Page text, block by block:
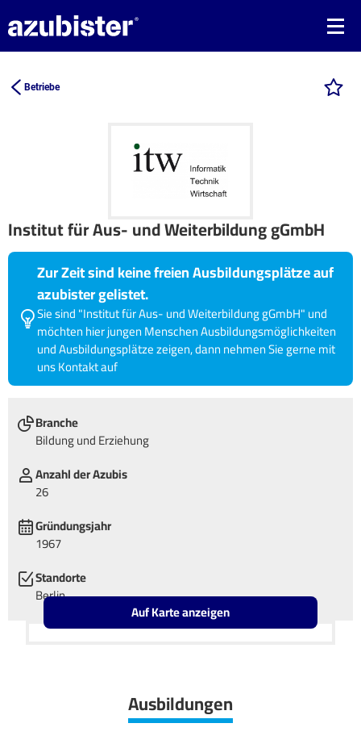
Betriebe
Institut für Aus- und Weiterbildung gGmbH
Zur Zeit sind keine freien Ausbildungsplätze auf
azubister gelistet.
Sie sind "Institut für Aus- und Weiterbildung gGmbH" und
möchten hier jungen Menschen Ausbildungsmöglichkeiten
und Ausbildungsplätze zeigen, dann nehmen Sie gerne mit
uns Kontakt auf
Branche
Bildung und Erziehung
Anzahl der Azubis
26
Gründungsjahr
1967
Standorte
Berlin
Leaflet OpenStreetMap2
Auf Karte anzeigen
Ausbildungen